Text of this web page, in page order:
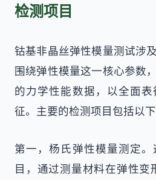
检测项目
钴基非晶丝弹性模量测试涉
围绕弹性模量这一核心参数
的力学性能数据，以全面
征。主要的检测项目包括以下
第一，杨氏弹性模量测定
目，通过测量材料在弹性变